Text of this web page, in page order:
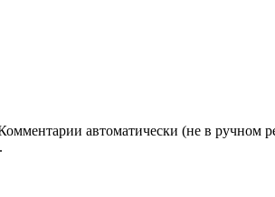
автоматически (не в ручном